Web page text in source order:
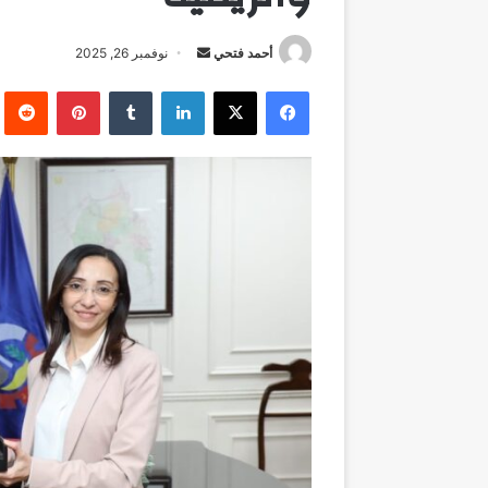
أحمد فتحي
أرسل
إلكترونيا
نوفمبر 26, 2025
فيسبوك ‫X لينكدإن بينتيريست